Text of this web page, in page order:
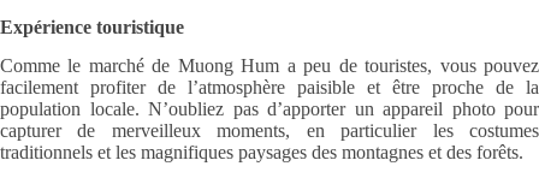
Expérience touristique
Comme le marché de Muong Hum a peu de touristes, vous pouvez
facilement profiter de l’atmosphère paisible et être proche de la
population locale. N’oubliez pas d’apporter un appareil photo pour
capturer de merveilleux moments, en particulier les costumes
traditionnels et les magnifiques paysages des montagnes et des forêts.